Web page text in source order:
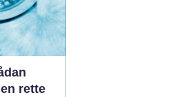
rette